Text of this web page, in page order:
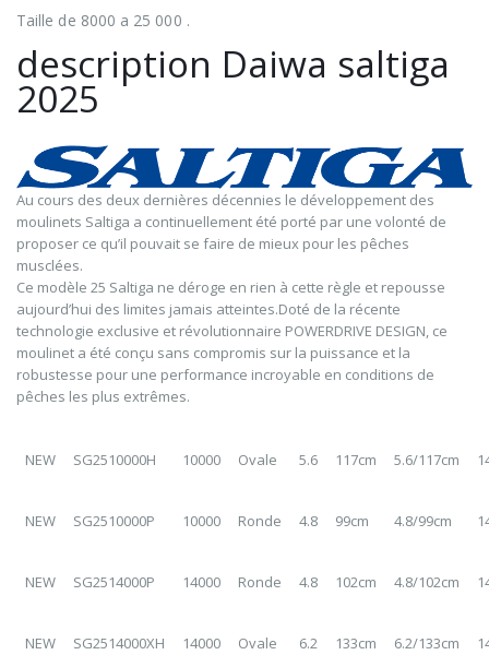
Taille de 8000 a 25 000 .
description Daiwa saltiga
2025
Au cours des deux dernières décennies le développement des
moulinets Saltiga a continuellement été porté par une volonté de
proposer ce qu’il pouvait se faire de mieux pour les pêches
musclées.
Ce modèle 25 Saltiga ne déroge en rien à cette règle et repousse
aujourd’hui des limites jamais atteintes.Doté de la récente
technologie exclusive et révolutionnaire POWERDRIVE DESIGN, ce
moulinet a été conçu sans compromis sur la puissance et la
robustesse pour une performance incroyable en conditions de
pêches les plus extrêmes.
NEW SG2510000H 10000 Ovale 5.6 117cm 5.6/117cm
NEW SG2510000P 10000 Ronde 4.8 99cm 4.8/99cm
NEW SG2514000P 14000 Ronde 4.8 102cm 4.8/102cm
NEW SG2514000XH 14000 Ovale 6.2 133cm 6.2/133cm